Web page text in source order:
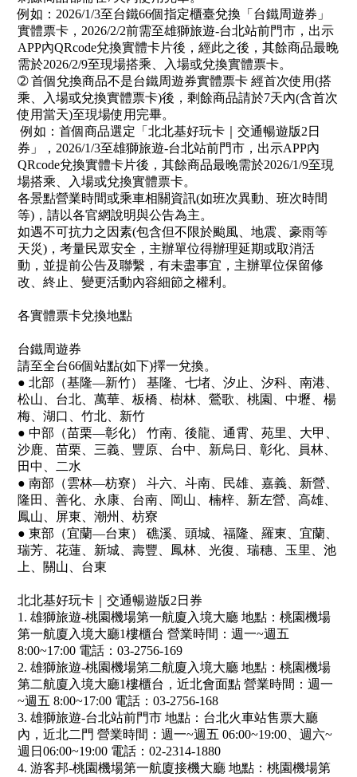
例如：2026/1/3至台鐵66個指定櫃臺兌換「台鐵周遊券」
實體票卡，2026/2/2前需至雄獅旅遊-台北站前門市，出示
APP內QRcode兌換實體卡片後，經此之後，其餘商品最晚
需於2026/2/9至現場搭乘、入場或兌換實體票卡。
➁ 首個兌換商品不是台鐵周遊券實體票卡 經首次使用(搭
乘、入場或兌換實體票卡)後，剩餘商品請於7天內(含首次
使用當天)至現場使用完畢。
例如：首個商品選定「北北基好玩卡｜交通暢遊版2日
券」，2026/1/3至雄獅旅遊-台北站前門市，出示APP內
QRcode兌換實體卡片後，其餘商品最晚需於2026/1/9至現
場搭乘、入場或兌換實體票卡。
各景點營業時間或乘車相關資訊(如班次異動、班次時間
等)，請以各官網說明與公告為主。
如遇不可抗力之因素(包含但不限於颱風、地震、豪雨等
天災)，考量民眾安全，主辦單位得辦理延期或取消活
動，並提前公告及聯繫，有未盡事宜，主辦單位保留修
改、終止、變更活動內容細節之權利。
各實體票卡兌換地點
台鐵周遊券
請至全台66個站點(如下)擇一兌換。
● 北部（基隆—新竹） 基隆、七堵、汐止、汐科、南港、
松山、台北、萬華、板橋、樹林、鶯歌、桃園、中壢、楊
梅、湖口、竹北、新竹
● 中部（苗栗—彰化） 竹南、後龍、通霄、苑里、大甲、
沙鹿、苗栗、三義、豐原、台中、新烏日、彰化、員林、
田中、二水
● 南部（雲林—枋寮） 斗六、斗南、民雄、嘉義、新營、
隆田、善化、永康、台南、岡山、楠梓、新左營、高雄、
鳳山、屏東、潮州、枋寮
● 東部（宜蘭—台東） 礁溪、頭城、福隆、羅東、宜蘭、
瑞芳、花蓮、新城、壽豐、鳳林、光復、瑞穗、玉里、池
上、關山、台東
北北基好玩卡｜ 交通暢遊版2日券
1. 雄獅旅遊-桃園機場第一航廈入境大廳 地點：桃園機場
第一航廈入境大廳1樓櫃台 營業時間：週一~週五
8:00~17:00 電話：03-2756-169
2. 雄獅旅遊-桃園機場第二航廈入境大廳 地點：桃園機場
第二航廈入境大廳1樓櫃台，近北會面點 營業時間：週一
~週五 8:00~17:00 電話：03-2756-168
3. 雄獅旅遊-台北站前門市 地點：台北火車站售票大廳
內，近北二門 營業時間：週一~週五 06:00~19:00、週六~
週日06:00~19:00 電話：02-2314-1880
4. 游客邦-桃園機場第一航廈接機大廳 地點：桃園機場第